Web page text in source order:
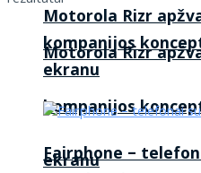
Motorola Rizr
kompanijos
ekranu
Motorola Rizr
kompanijos
ekranu
Fairphone –